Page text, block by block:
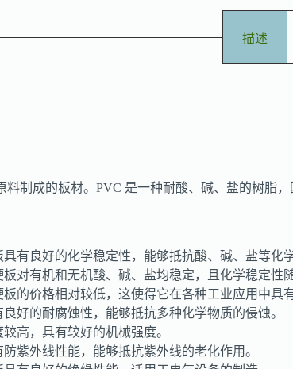
描述
料制成的板材。PVC 是一种耐酸、碱、盐的树脂
具有良好的化学稳定性，能够抵抗酸、碱、盐等
对有机和无机酸、碱、盐均稳定，且化学稳定性
的价格相对较低，这使得它在各种工业应用中具
好的耐腐蚀性，能够抵抗多种化学物质的侵蚀。
高，具有较好的机械强度。
紫外线性能，能够抵抗紫外线的老化作用。